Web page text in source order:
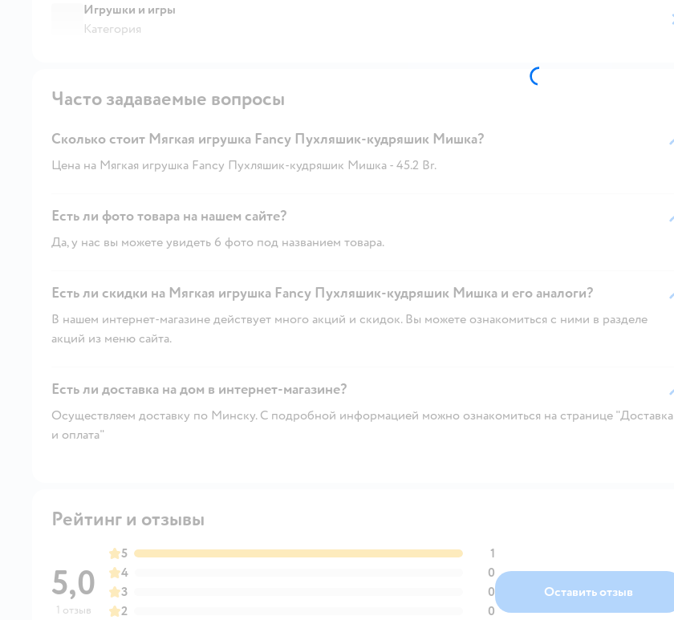
Игрушки и игры
Категория
Часто задаваемые вопросы
Сколько стоит Мягкая игрушка Fancy Пухляшик-кудряшик Мишка?
Цена на Мягкая игрушка Fancy Пухляшик-кудряшик Мишка - 45.2 Br.
Есть ли фото товара на нашем сайте?
Да, у нас вы можете увидеть 6 фото под названием товара.
Есть ли скидки на Мягкая игрушка Fancy Пухляшик-кудряшик Мишка и его аналоги?
В нашем интернет-магазине действует много акций и скидок. Вы можете ознакомиться с ними в разделе
акций из меню сайта.
Есть ли доставка на дом в интернет-магазине?
Осуществляем доставку по Минску. С подробной информацией можно ознакомиться на странице "Доставка
и оплата"
Рейтинг и отзывы
5,0
1 отзыв
5
1
4
0
3
0
2
0
Оставить отзыв